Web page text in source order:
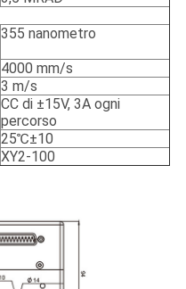
355 nanometro
4000 mm/s
3 m/s
CC di ±15V, 3A ogni
percorso
25℃±10
XY2-100